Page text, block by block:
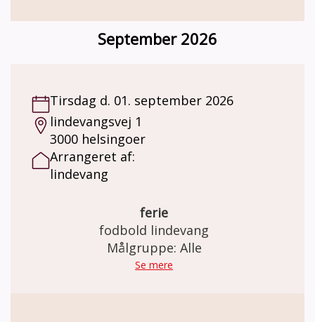
September 2026
Tirsdag d. 01. september 2026
lindevangsvej 1
3000 helsingoer
Arrangeret af:
lindevang
ferie
fodbold lindevang
Målgruppe: Alle
Se mere